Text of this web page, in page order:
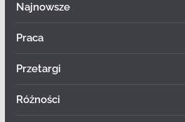
Najnowsze
Praca
Przetargi
Różności